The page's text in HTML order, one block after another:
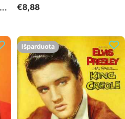
Įprasta
€8,88
Išparduota